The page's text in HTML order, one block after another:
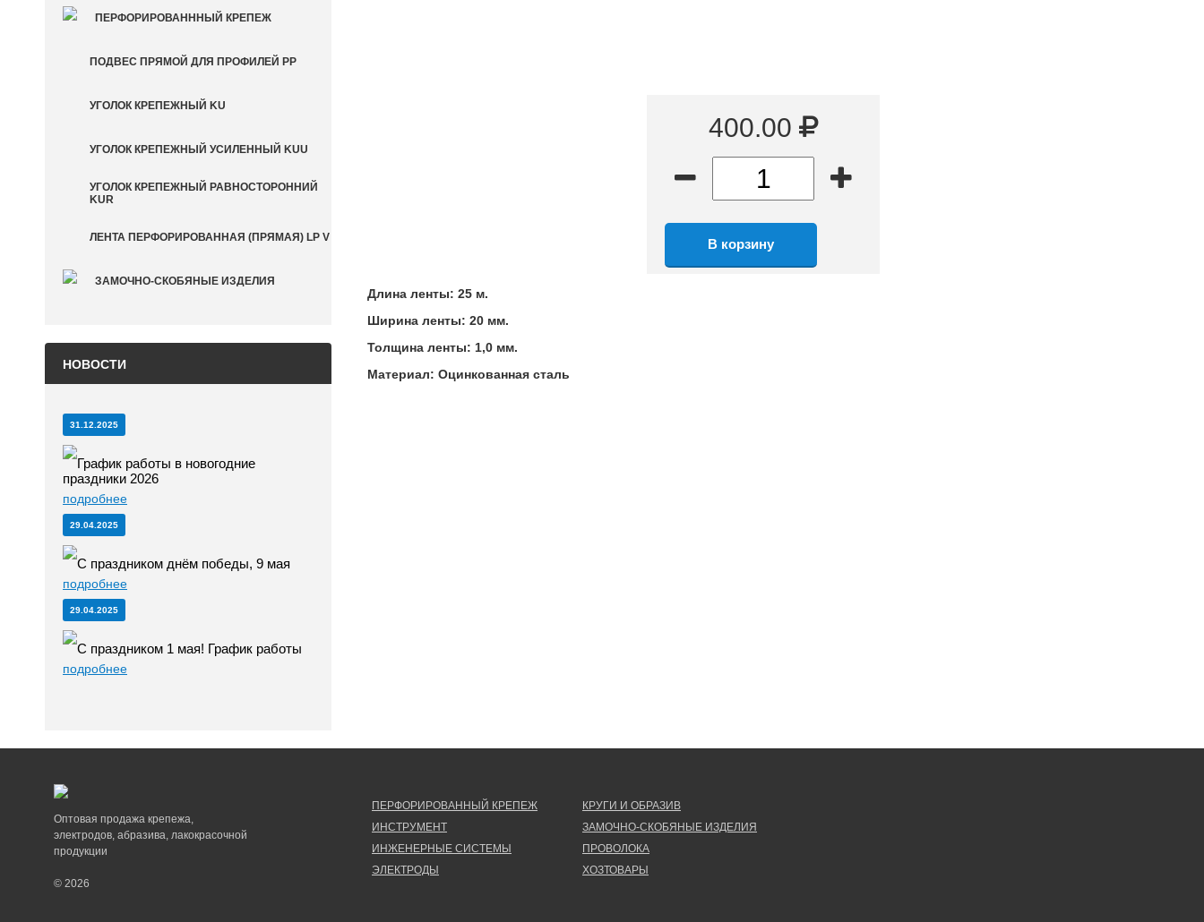
ПЕРФОРИРОВАНННЫЙ КРЕПЕЖ
ПОДВЕС ПРЯМОЙ ДЛЯ ПРОФИЛЕЙ PP
УГОЛОК КРЕПЕЖНЫЙ KU
УГОЛОК КРЕПЕЖНЫЙ УСИЛЕННЫЙ KUU
УГОЛОК КРЕПЕЖНЫЙ РАВНОСТОРОННИЙ
KUR
ЛЕНТА ПЕРФОРИРОВАННАЯ (ПРЯМАЯ) LP V
ЗАМОЧНО-СКОБЯНЫЕ ИЗДЕЛИЯ
НОВОСТИ
31.12.2025
График работы в новогодние
праздники 2026
подробнее
29.04.2025
С праздником днём победы, 9 мая
подробнее
29.04.2025
С праздником 1 мая! График работы
подробнее
400.00
Длина ленты: 25 м.
Ширина ленты: 20 мм.
Толщина ленты: 1,0 мм.
Материал: Оцинкованная сталь
Оптовая продажа крепежа,
электродов, абразива, лакокрасочной
продукции
© 2026
ПЕРФОРИРОВАННЫЙ КРЕПЕЖ
ИНСТРУМЕНТ
ИНЖЕНЕРНЫЕ СИСТЕМЫ
ЭЛЕКТРОДЫ
КРУГИ И ОБРАЗИВ
ЗАМОЧНО-СКОБЯНЫЕ ИЗДЕЛИЯ
ПРОВОЛОКА
ХОЗТОВАРЫ